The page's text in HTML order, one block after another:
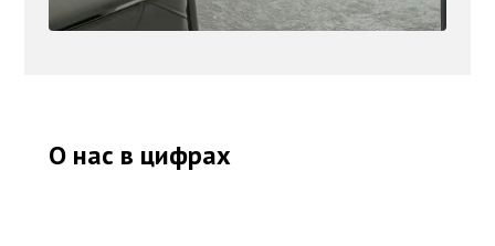
О нас в цифрах